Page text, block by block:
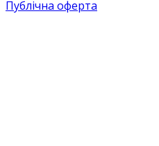
Публічна оферта